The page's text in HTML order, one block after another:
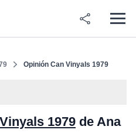
Opinión Can Vinyals 1979
1979 de Ana